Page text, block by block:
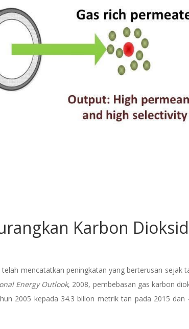
Karbon
mencatatkan peningkatan yang berterusan sejak
Energy Outlook, 2008, pembebasan gas karbon
2005 kepada 34.3 bilion metrik tan pada 2015 dan